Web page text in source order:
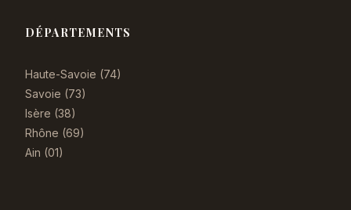
DÉPARTEMENTS
Haute-Savoie (74)
Savoie (73)
Isère (38)
Rhône (69)
Ain (01)